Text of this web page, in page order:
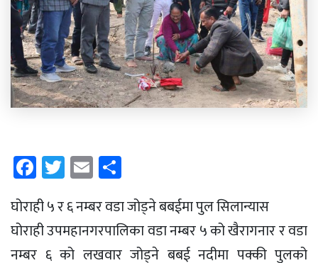
Facebook
Twitter
Email
घोराही ५ र ६ नम्बर वडा जोड्ने बबईमा पुल सिलान्यास
घोराही उपमहानगरपालिका वडा नम्बर ५ को खैरागनार र वडा
नम्बर ६ को लखवार जोड्ने बबई नदीमा पक्की पुलको